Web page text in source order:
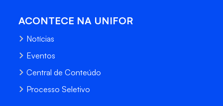
ACONTECE NA UNIFOR
Notícias
Eventos
Central de Conteúdo
Processo Seletivo